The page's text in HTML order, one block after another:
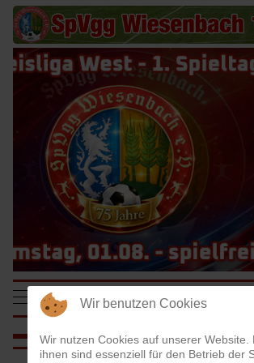
Mobile Menu Toggle
1951 e.V.
Wir benutzen Cookies
Wir nutzen Cookies auf unserer Website.
ihnen sind essenziell für den Betrieb der